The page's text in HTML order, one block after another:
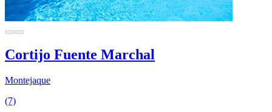
Cortijo Fuente Marchal
Montejaque
(7)